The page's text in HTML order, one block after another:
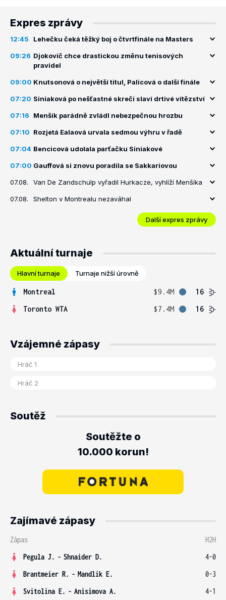
Expres zprávy
12:45 Lehečku čeká těžký boj o čtvrtfinále na Masters
09:26 Djokovič chce drastickou změnu tenisových
pravidel
09:00 Knutsonová o největší titul, Palicová o další finále
07:20 Siniaková po nešťastné skreči slaví drtivé vítězství
07:16 Menšík parádně zvládl nebezpečnou hrozbu
07:10 Rozjetá Ealaová urvala sedmou výhru v řadě
07:04 Bencicová udolala parťačku Siniakové
07:00 Gauffová si znovu poradila se Sakkariovou
07.08. Van De Zandschulp vyřadil Hurkacze, vyhlíží Menšíka
07.08. Shelton v Montrealu nezaváhal
Další expres zprávy
Aktuální turnaje
Hlavní turnaje Turnaje nižší úrovně
Montreal $9.4M
16
Toronto WTA
$7.4M 16
Vzájemné zápasy
Soutěž
Soutěžte o
10.000 korun!
Zajímavé zápasy
Zápas
H2H
Pegula J. - Shnaider D.
4-0
Brantmeier R. - Mandlik E.
0-3
Svitolina E. - Anisimova A.
4-1